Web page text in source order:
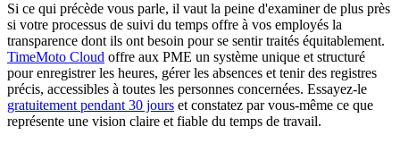
Si ce qui précède vous parle, il vaut la peine d'examiner de plus près
si votre processus de suivi du temps offre à vos employés la
transparence dont ils ont besoin pour se sentir traités équitablement.
TimeMoto Cloud offre aux PME un système unique et structuré
pour enregistrer les heures, gérer les absences et tenir des registres
précis, accessibles à toutes les personnes concernées. Essayez-le
gratuitement pendant 30 jours et constatez par vous-même ce que
représente une vision claire et fiable du temps de travail.